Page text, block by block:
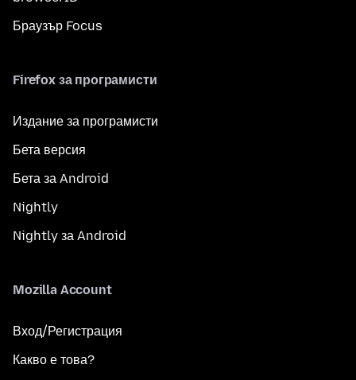
Браузър Focus
Firefox за програмисти
Издание за програмисти
Бета версия
Бета за Android
Nightly
Nightly за Android
Mozilla Account
Вход/Регистрация
Какво е това?